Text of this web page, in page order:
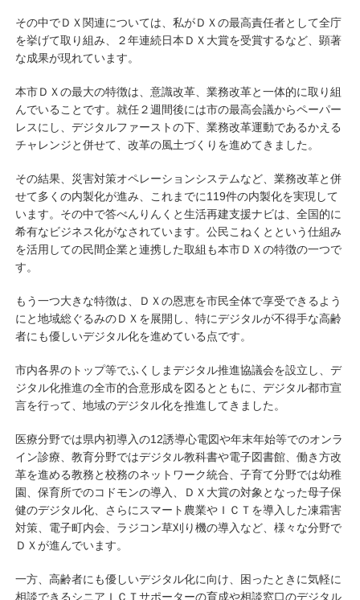
その中でＤＸ関連については、私がＤＸの最高責任者として全庁
を挙げて取り組み、２年連続日本ＤＸ大賞を受賞するなど、顕著
な成果が現れています。
本市ＤＸの最大の特徴は、意識改革、業務改革と一体的に取り組
んでいることです。就任２週間後には市の最高会議からペーパー
レスにし、デジタルファーストの下、業務改革運動であるかえる
チャレンジと併せて、改革の風土づくりを進めてきました。
その結果、災害対策オペレーションシステムなど、業務改革と併
せて多くの内製化が進み、これまでに119件の内製化を実現して
います。その中で答べんりんくと生活再建支援ナビは、全国的に
希有なビジネス化がなされています。公民こねくとという仕組み
を活用しての民間企業と連携した取組も本市ＤＸの特徴の一つで
す。
もう一つ大きな特徴は、ＤＸの恩恵を市民全体で享受できるよう
にと地域総ぐるみのＤＸを展開し、特にデジタルが不得手な高齢
者にも優しいデジタル化を進めている点です。
市内各界のトップ等でふくしまデジタル推進協議会を設立し、デ
ジタル化推進の全市的合意形成を図るとともに、デジタル都市宣
言を行って、地域のデジタル化を推進してきました。
医療分野では県内初導入の12誘導心電図や年末年始等でのオンラ
イン診療、教育分野ではデジタル教科書や電子図書館、働き方改
革を進める教務と校務のネットワーク統合、子育て分野では幼稚
園、保育所でのコドモンの導入、ＤＸ大賞の対象となった母子保
健のデジタル化、さらにスマート農業やＩＣＴを導入した凍霜害
対策、電子町内会、ラジコン草刈り機の導入など、様々な分野で
ＤＸが進んでいます。
一方、高齢者にも優しいデジタル化に向け、困ったときに気軽に
相談できるシニアＩＣＴサポーターの育成や相談窓口のデジタル